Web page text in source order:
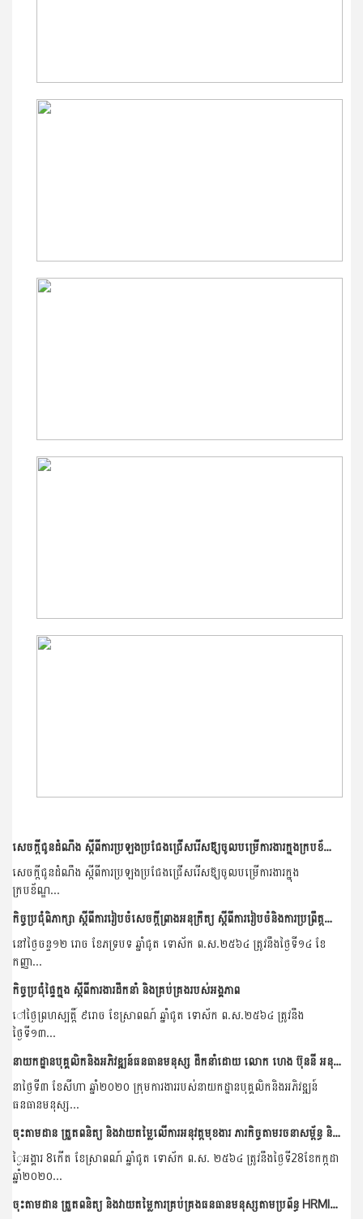
សេចក្តីជូនដំណឹង ស្តីពីការប្រឡងប្រជែងជ្រេីសរេីសឨ្យចូលបម្រេីការងារក្នុងក្របខ័ណ្ឌ ក្រសួងកសិកម្ម រុក្ខាប្រមាញ់ និងនេសាទ និងក្រសួង ស្ថាប័ន សម្រាប់ឆ្នាំ២០២១
សេចក្តីជូនដំណឹង ស្តីពីការប្រឡងប្រជែងជ្រេីសរេីសឨ្យចូលបម្រេីការងារក្នុង
ក្របខ័ណ្ឌ...
កិច្ចប្រជុំពិភាក្សា ស្តីពីការរៀបចំសេចក្តីព្រាងអនុក្រឹត្យ ស្តីពីការរៀបចំនិងការប្រព្រឹត្តទៅរបស់មន្ទីពិសោធន៍ជាតិ សម្រាប់ក្រសួងកសិកម្ម រុក្ខាប្រមាញ់ និងនេសាទ
នៅថ្ងៃចន្ទ១២ រោច ខែភទ្របទ ឆ្នាំជូត ទោស័ក ព.ស.២៥៦៤ ត្រូវនឹងថ្ងៃទី១៤ ខែ
កញ្ញា...
កិច្ចប្រជុំផ្ទៃក្នុង ស្តីពីការងារដឹកនាំ និងគ្រប់គ្រងរបស់អង្គភាព
ៅថ្ងៃព្រហស្បត្តិ៍ ៩រោច ខែស្រាពណ៍ ឆ្នាំជូត ទោស័ក ព.ស.២៥៦៤ ត្រូវនឹង
ថ្ងៃទី១៣...
នាយកដ្ឋានបុគ្គលិកនិងអភិវឌ្ឍន៍ធនធានមនុស្ស ដឹកនាំដោយ លោក ហេង ប៊ុននី អនុប្រធាននាយកដ្ឋាន បានចុះសិក្សាតម្រូវការនៃការប្រើប្រាស់ធនធានមនុស្សបច្ចុប្បន្ន នៅមជ្ឍមណ្ឌលព័ត៌មាននិងឯកសារកសិកម្មនៃក្រសួងកសិកម្ម...
នាថ្ងៃទី៣ ខែសីហា ឆ្នាំ២០២០ ក្រុមការងាររបស់នាយកដ្ឋានបុគ្គលិកនិងអភិវឌ្ឍន៍
ធនធានមនុស្ស...
ចុះតាមដាន ត្រួតពនិត្យ និងវាយតម្លៃលើការអនុវត្តមុខងារ ភារកិច្ចតាមរចនាសម្ព័ន្ធ និងទំហំការងារ របស់មន្ទីរកសិកម្ម រុក្ខាប្រមាញ់ និងនេសាទខេត្តកោះកុង
្ងៃអង្គារ 8កើត ខែស្រាពណ៍ ឆ្នាំជូត ទោស័ក ព.ស. ២៥៦៤ ត្រូវនឹងថ្ងៃទី28ខែកក្កដា
ឆ្នាំ២០២០...
ចុះតាមដាន ត្រួតពនិត្យ និងវាយតម្លៃការគ្រប់គ្រងធនធានមនុស្សតាមប្រព័ន្ធ HRMIS នៅមន្ទីរកសិកម្ម រុក្ខាប្រមាញ់ និងនេសាទខេត្តមណ្ឌលគិរី